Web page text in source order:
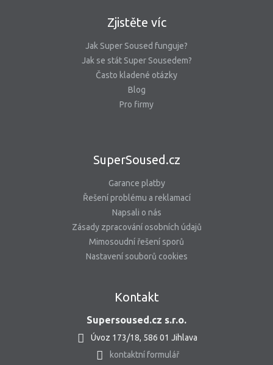
Zjistěte víc
Jak Super Soused funguje?
Jak se stát Super Sousedem?
Často kladené otázky
Blog
Pro firmy
SuperSoused.cz
Garance platby
Řešení problému a reklamací
Napsali o nás
Zásady zpracování osobních údajů
Mimosoudní řešení sporů
Nastavení souborů cookies
Kontakt
Supersoused.cz s.r.o.
Úvoz 173/18, 586 01 Jihlava
kontaktní formulář